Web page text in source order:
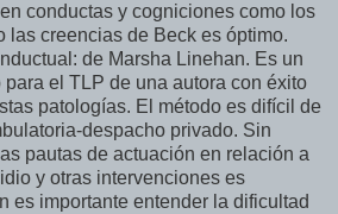
conductas y cogniciones como los
las creencias de Beck es óptimo.
de Marsha Linehan. Es un
el TLP de una autora con éxito
patologías. El método es difícil de
despacho privado. Sin
pautas de actuación en relación a
y otras intervenciones es
es importante entender la dificultad